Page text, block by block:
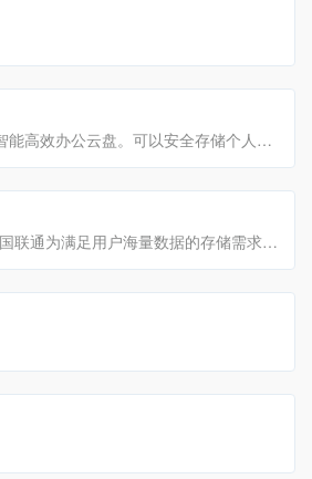
360AI云盘是智能高效办公云盘。可以安全存储个人数据、实现多端同步、自动备份、在线编辑文档进行高效办公，可跨[…]
联通云盘是中国联通为满足用户海量数据的存储需求,面向个人及家庭用户提供的个人云、家庭云、微信/通讯录/相册备份[…]